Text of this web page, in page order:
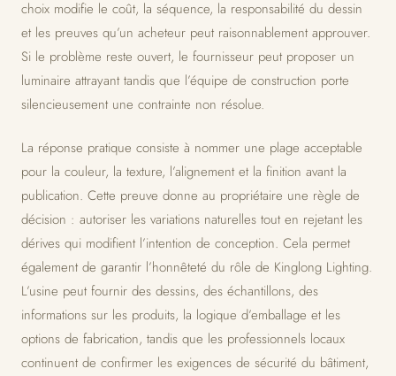
choix modifie le coût, la séquence, la responsabilité du dessin
et les preuves qu’un acheteur peut raisonnablement approuver.
Si le problème reste ouvert, le fournisseur peut proposer un
luminaire attrayant tandis que l’équipe de construction porte
silencieusement une contrainte non résolue.
La réponse pratique consiste à nommer une plage acceptable
pour la couleur, la texture, l’alignement et la finition avant la
publication. Cette preuve donne au propriétaire une règle de
décision : autoriser les variations naturelles tout en rejetant les
dérives qui modifient l’intention de conception. Cela permet
également de garantir l’honnêteté du rôle de Kinglong Lighting.
L’usine peut fournir des dessins, des échantillons, des
informations sur les produits, la logique d’emballage et les
options de fabrication, tandis que les professionnels locaux
continuent de confirmer les exigences de sécurité du bâtiment,